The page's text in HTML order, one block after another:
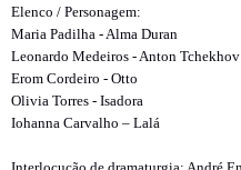
Elenco / Personagem:
Maria Padilha - Alma Duran
Leonardo Medeiros - Anton Tchekhov
Erom Cordeiro - Otto
Olivia Torres - Isadora
Iohanna Carvalho – Lalá